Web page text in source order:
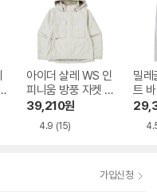
아이더 샬레 WS 인
피니움 방풍 자켓 D
MP23112W9
39,210원
4.9 (15)
밀레
트
가입신청